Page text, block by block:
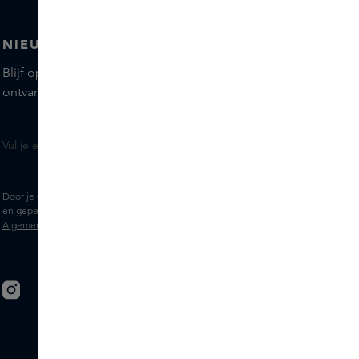
NIEUWSBRIEF
Blijf op de hoogte van de nieuwste merken en producten,
ontvang tips van onze Skins Experts.
Door je e-mailadres in te vullen geef je toestemming om de Skins nieuwsbrief
en gepersonaliseerde marketingberichten via e-mail te ontvangen. Bekijk de
Algemene voorwaarden